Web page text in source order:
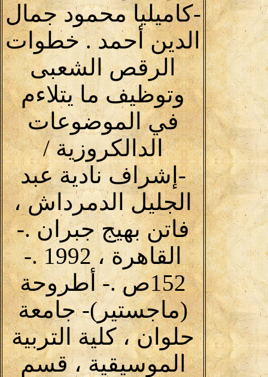
-كاميليا محمود جمال
الدين أحمد . خطوات
الرقص الشعبى
وتوظيف ما يتلاءم
في الموضوعات
الدالكروزية /
-إشراف نادية عبد
الجليل الدمرداش ،
فاتن بهيج جبران .-
القاهرة ، 1992 .-
152ص .- أطروحة
(ماجستير)- جامعة
حلوان ، كلية التربية
الموسيقية ، قسم